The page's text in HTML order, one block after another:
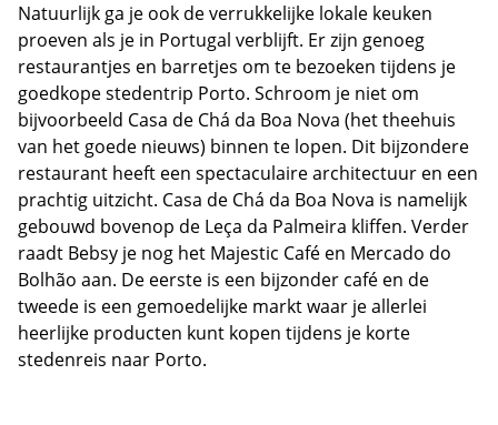
Natuurlijk ga je ook de verrukkelijke lokale keuken
proeven als je in Portugal verblijft. Er zijn genoeg
restaurantjes en barretjes om te bezoeken tijdens je
goedkope stedentrip Porto. Schroom je niet om
bijvoorbeeld Casa de Chá da Boa Nova (het theehuis
van het goede nieuws) binnen te lopen. Dit bijzondere
restaurant heeft een spectaculaire architectuur en een
prachtig uitzicht. Casa de Chá da Boa Nova is namelijk
gebouwd bovenop de Leça da Palmeira kliffen. Verder
raadt Bebsy je nog het Majestic Café en Mercado do
Bolhão aan. De eerste is een bijzonder café en de
tweede is een gemoedelijke markt waar je allerlei
heerlijke producten kunt kopen tijdens je korte
stedenreis naar Porto.